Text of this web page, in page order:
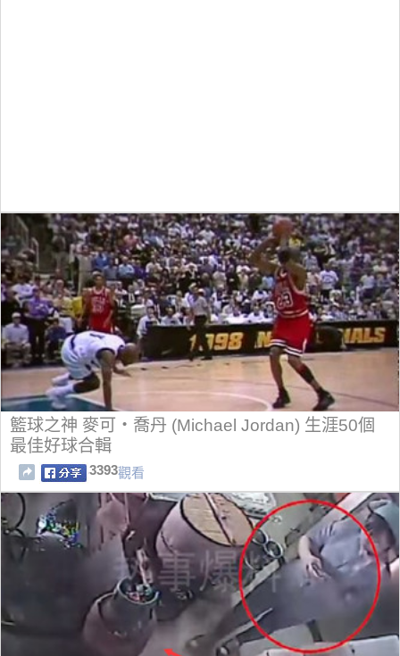
籃球之神 麥可‧喬丹 (Michael Jordan) 生涯50個
最佳好球合輯
3393觀看